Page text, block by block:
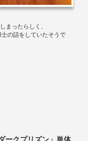
まったらしく、
の話をしていたそうで